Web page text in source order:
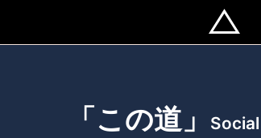
「この道」